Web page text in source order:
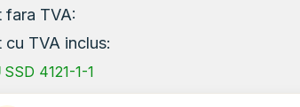
fara TVA:
cu TVA inclus:
SSD 4121-1-1